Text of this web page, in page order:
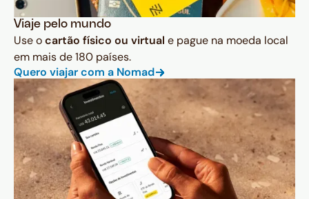
Viaje pelo mundo
Use ocartão físico ou virtual e pague na moeda local
em mais de 180 países.
Quero viajar com a Nomad